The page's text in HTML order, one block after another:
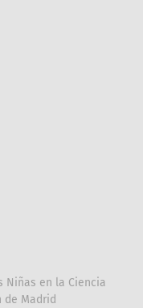
Niñas en la Ciencia
de Madrid